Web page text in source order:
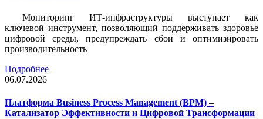
Мониторинг ИТ-инфраструктуры выступает как
ключевой инструмент, позволяющий поддерживать здоровье
цифровой среды, предупреждать сбои и оптимизировать
производительность
Подробнее
06.07.2026
Платформа Business Process Management (BPM) –
Катализатор Эффективности и Цифровой Трансформации